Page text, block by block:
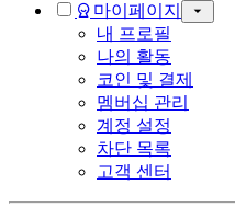
마이페이지
내 프로필
나의 활동
코인 및 결제
멤버십 관리
계정 설정
차단 목록
고객 센터